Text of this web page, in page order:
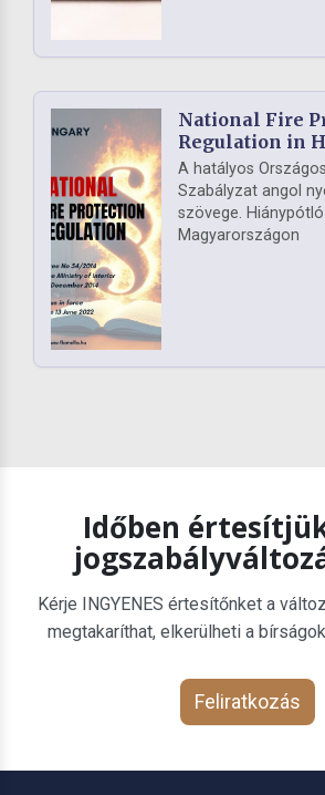
National Fire
Regulation in
A hatályos
Szabályzat angol
szövege.
Magyarországon
Időben
Kérje INGYENES értesítőnket a
megtakaríthat, elkerülheti a
Feliratkozás